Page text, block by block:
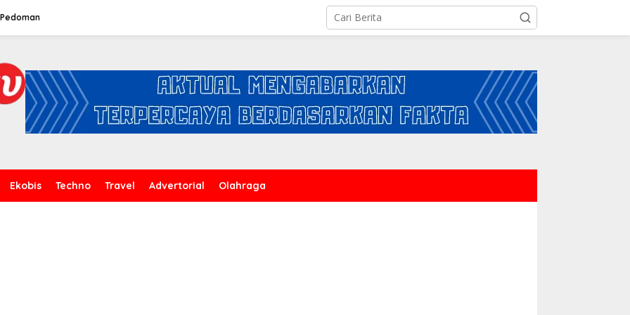
Pedoman
Ekobis Techno Travel Advertorial Olahraga